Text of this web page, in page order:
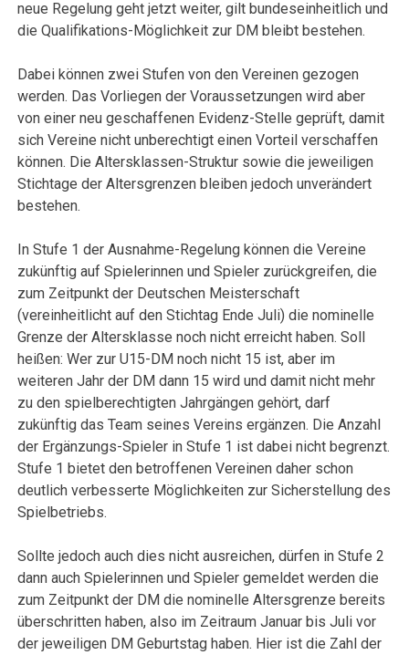
neue Regelung geht jetzt weiter, gilt bundeseinheitlich und
die Qualifikations-Möglichkeit zur DM bleibt bestehen.
Dabei können zwei Stufen von den Vereinen gezogen
werden. Das Vorliegen der Voraussetzungen wird aber
von einer neu geschaffenen Evidenz-Stelle geprüft, damit
sich Vereine nicht unberechtigt einen Vorteil verschaffen
können. Die Altersklassen-Struktur sowie die jeweiligen
Stichtage der Altersgrenzen bleiben jedoch unverändert
bestehen.
In Stufe 1 der Ausnahme-Regelung können die Vereine
zukünftig auf Spielerinnen und Spieler zurückgreifen, die
zum Zeitpunkt der Deutschen Meisterschaft
(vereinheitlicht auf den Stichtag Ende Juli) die nominelle
Grenze der Altersklasse noch nicht erreicht haben. Soll
heißen: Wer zur U15-DM noch nicht 15 ist, aber im
weiteren Jahr der DM dann 15 wird und damit nicht mehr
zu den spielberechtigten Jahrgängen gehört, darf
zukünftig das Team seines Vereins ergänzen. Die Anzahl
der Ergänzungs-Spieler in Stufe 1 ist dabei nicht begrenzt.
Stufe 1 bietet den betroffenen Vereinen daher schon
deutlich verbesserte Möglichkeiten zur Sicherstellung des
Spielbetriebs.
Sollte jedoch auch dies nicht ausreichen, dürfen in Stufe 2
dann auch Spielerinnen und Spieler gemeldet werden die
zum Zeitpunkt der DM die nominelle Altersgrenze bereits
überschritten haben, also im Zeitraum Januar bis Juli vor
der jeweiligen DM Geburtstag haben. Hier ist die Zahl der